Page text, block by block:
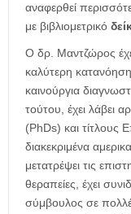
αναφερθεί
με βιβλιομετρικό
Ο δρ. Μαντζώρος
καλύτερη
καινούργια
τούτου, έχει λάβει
(PhDs) και τίτλους
διακεκριμένα
μετατρέψει τις
θεραπείες, έχει
σύμβουλος σε